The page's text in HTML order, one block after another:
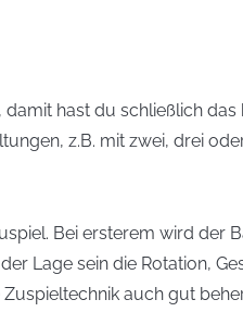
hast du schließlich
z.B. mit zwei, drei
Bei ersterem wird
Lage sein die Rotation,
auch gut